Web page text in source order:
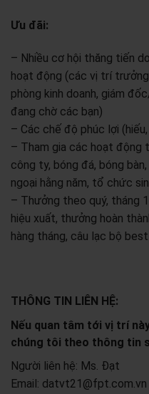
Ưu đãi:
– Nhiều cơ hội thăng tiến
hoạt động (các vị trí
phòng kinh doanh, giám
đang chờ các bạn)
– Các chế độ phúc lợi
– Tham gia các hoạt động
công ty, bóng đá, bóng
ngoại hằng năm, tổ chức
– Thưởng theo quý, tháng
hiệu xuất, thưởng hoàn
hàng tháng, câu lạc bộ best
THÔNG TIN LIÊN HỆ:
Nếu quan tâm tới vị trí
chúng tôi theo thông tin
Người liên hệ: Ms. Đạt
Email: datvt21@fpt.com.vn